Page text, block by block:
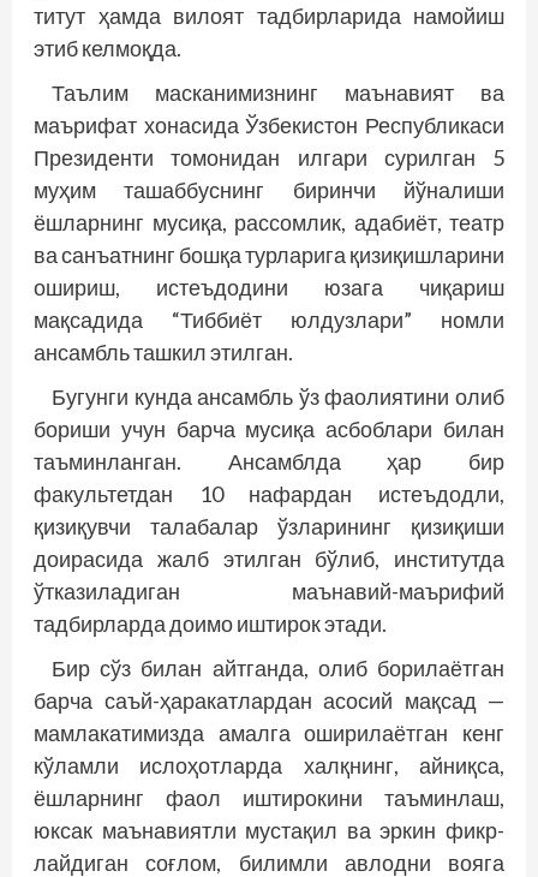
титут ҳамда вилоят тадбирларида намойиш
этиб келмоқда.
Таълим масканимизнинг маънавият ва
маърифат хонасида Ўзбекистон Республикаси
Президенти томонидан илгари сурилган 5
муҳим ташаббуснинг биринчи йўналиши
ёшларнинг мусиқа, рассомлик, адабиёт, театр
ва санъатнинг бошқа турларига қизиқиш­ларини
ошириш, истеъдодини юзага чиқариш
мақсадида “Тиббиёт юлдузлари” номли
ансамбль ташкил этилган.
Бугунги кунда ансамбль ўз фаолиятини олиб
бориши учун барча мусиқа асбоблари билан
таъминланган. Ансамблда ҳар бир
факультетдан 10 нафардан истеъдодли,
қизиқувчи талабалар ўзларининг қизиқиши
доирасида жалб этилган бўлиб, институтда
ўтказиладиган маънавий-маърифий
тадбирларда доимо иштирок этади.
Бир сўз билан айтганда, олиб борилаётган
барча саъй-ҳаракатлардан асосий мақсад —
мамлакатимизда амалга оширилаётган кенг
кўламли ислоҳотларда халқнинг, айниқса,
ёшларнинг фаол иштирокини таъминлаш,
юксак маънавиятли мустақил ва эркин фикр­
лайдиган соғлом, билимли авлодни вояга